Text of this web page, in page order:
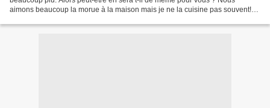
aimons beaucoup la morue à la maison mais je ne la cuisine pas souvent!